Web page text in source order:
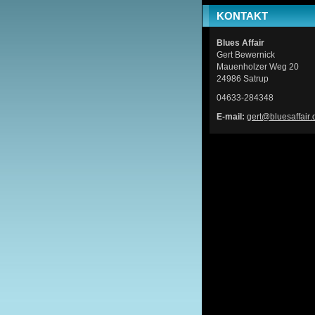
KONTAKT
Blues Affair
Gert Bewernick
Mauenholzer Weg 20
24986 Satrup
04633-284348
E-mail: gert@bluesaffair